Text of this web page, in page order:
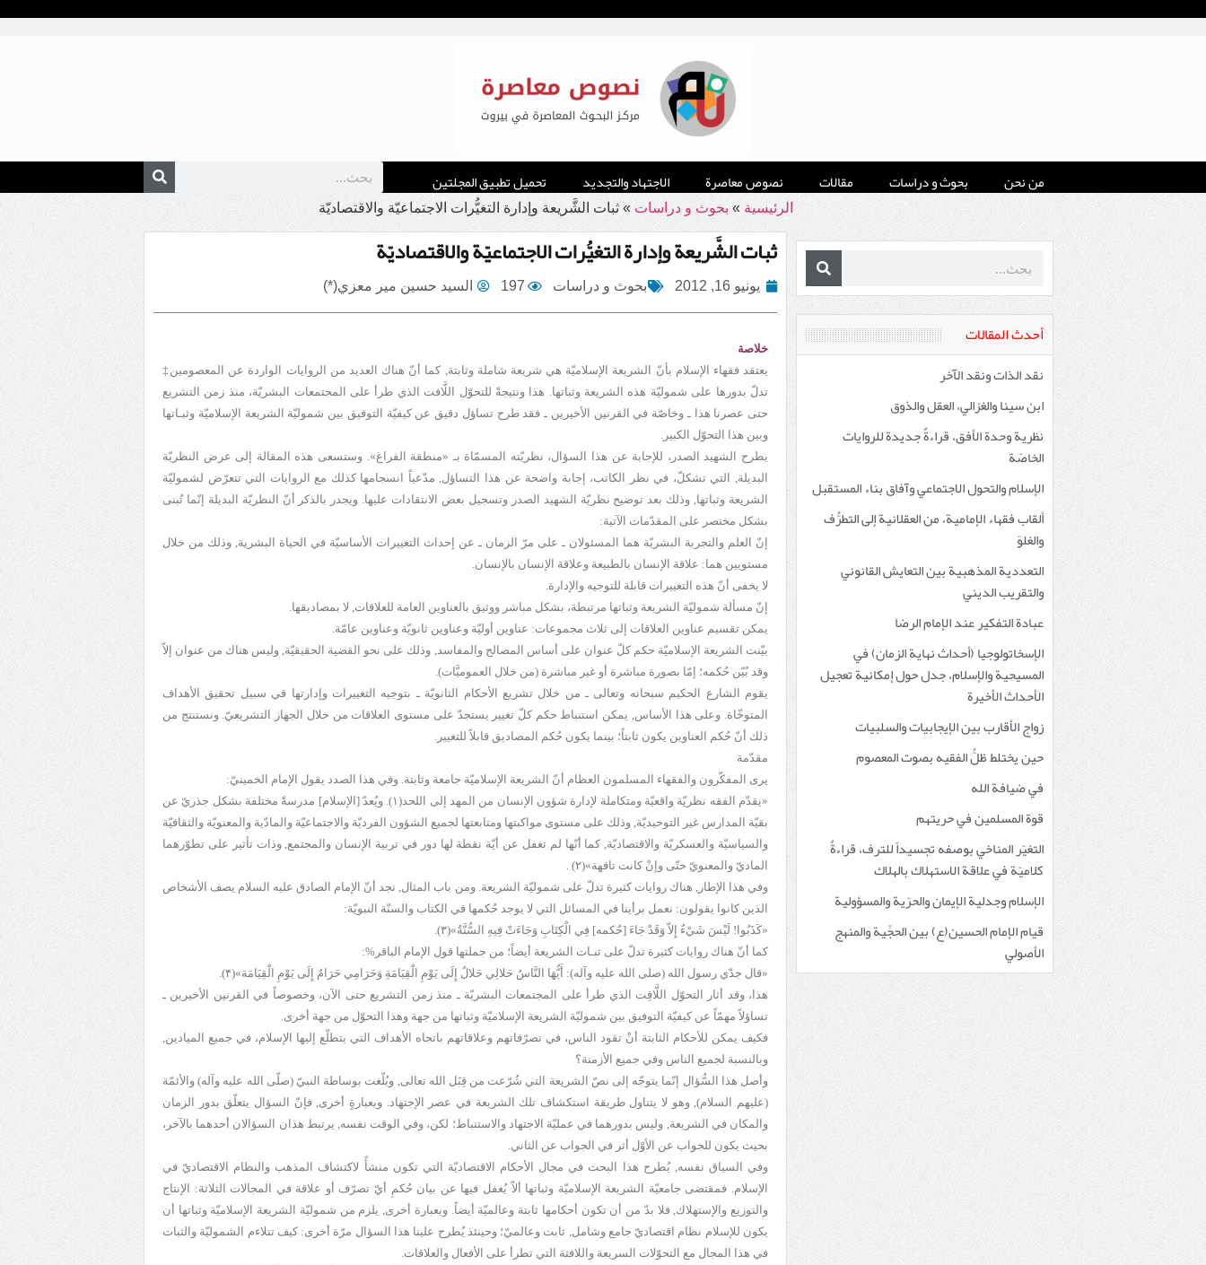
من نحن بحوث و دراسات مقالات نصوص معاصرة الاجتهاد والتجديد تحميل تطبيق المجلتين
الرئيسية » بحوث و دراسات » ثبات الشَّريعة وإدارة التغيُّرات الاجتماعيّة والاقتصاديّة
أحدث المقالات
نقد الذات ونقد الآخر
ابن سينا والغزالي، العقل والذوق
نظرية وحدة الأفق، قراءةٌ جديدة للروايات
الخاصّة
الإسلام والتحول الاجتماعي وآفاق بناء المستقبل
ألقاب فقهاء الإمامية، من العقلانية إلى التطرُّف
والغلوّ
التعددية المذهبية بين التعايش القانوني
والتقريب الديني
عبادة التفكير عند الإمام الرضا
الإسخاتولوجيا (أحداث نهاية الزمان) في
المسيحية والإسلام، جدل حول إمكانية تعجيل
الأحداث الأخيرة
زواج الأقارب بين الإيجابيات والسلبيات
حين يختلط ظلُّ الفقيه بصوت المعصوم
في ضيافة الله
قوة المسلمين في حريتهم
التغيّر المناخي بوصفه تجسيداً للترف، قراءةٌ
كلاميّة في علاقة الاستهلاك بالهلاك
الإسلام وجدلية الإيمان والحرّية والمسؤولية
قيام الإمام الحسين(ع) بين الحجِّية والمنهج
الأصولي
ثبات الشَّريعة وإدارة التغيُّرات الاجتماعيّة والاقتصاديّة
يونيو 16, 2012 بحوث و دراسات 197 السيد حسين مير معزي(*)
خلاصة
يعتقد فقهاء الإسلام بأنّ الشريعة الإسلاميّة هي شريعة شاملة وثابتة, كما أنّ هناك العديد من الروايات الواردة عن المعصومين‡
تدلّ بدورها على شموليّة هذه الشريعة وثباتها. هذا ونتيجةً للتحوّل اللَّافت الذي طرأ على المجتمعات البشريّة، منذ زمن التشريع
حتى عصرنا هذا ـ وخاصّة في القرنين الأخيرين ـ فقد طرح تساؤل دقيق عن كيفيّة التوفيق بين شموليّة الشريعة الإسلاميّة وثبـاتها
وبين هذا التحوّل الكبير.
يطرح الشهيد الصدر، للإجابة عن هذا السؤال، نظريّته المسمّاة بـ «منطقة الفراغ». وستسعى هذه المقالة إلى عرض النظريّة
البديلة, التي تشكلّ، في نظر الكاتب، إجابة واضحة عن هذا التساؤل, مدّعياً انسجامها كذلك مع الروايات التي تتعرّض لشموليّة
الشريعة وثباتها, وذلك بعد توضيح نظريّة الشهيد الصدر وتسجيل بعض الانتقادات عليها. ويجدر بالذكر أنّ النظريّة البديلة إنّما تُبنى
بشكل مختصر على المقدّمات الآتية:
إنّ العلم والتجربة البشريّة هما المسئولان ـ على مرّ الزمان ـ عن إحداث التغييرات الأساسيّة في الحياة البشرية, وذلك من خلال
مستويين هما: علاقة الإنسان بالطبيعة وعلاقة الإنسان بالإنسان.
لا يخفى أنّ هذه التغييرات قابلة للتوجيه والإدارة.
إنّ مسألة شموليّة الشريعة وثباتها مرتبطة، بشكل مباشر ووثيق بالعناوين العامة للعلاقات, لا بمصاديقها.
يمكن تقسيم عناوين العلاقات إلى ثلاث مجموعات: عناوين أوليّة وعناوين ثانويّة وعناوين عامّة.
بيّنت الشريعة الإسلاميّة حكم كلّ عنوان على أساس المصالح والمفاسد, وذلك على نحو القضية الحقيقيّة, وليس هناك من عنوان إلاّ
وقد بُيّن حُكمه؛ إمّا بصورة مباشرة أو غير مباشرة (من خلال العموميَّات).
يقوم الشارع الحكيم سبحانه وتعالى ـ من خلال تشريع الأحكام الثانويّة ـ بتوجيه التغييرات وإدارتها في سبيل تحقيق الأهداف
المتوخّاة. وعلى هذا الأساس, يمكن استنباط حكم كلّ تغيير يستجدّ على مستوى العلاقات من خلال الجهاز التشريعيّ. ونستنتج من
ذلك أنّ حُكم العناوين يكون ثابتاً؛ بينما يكون حُكم المصاديق قابلاً للتغيير.
مقدّمة
يرى المفكّرون والفقهاء المسلمون العظام أنّ الشريعة الإسلاميّة جامعة وثابتة. وفي هذا الصدد يقول الإمام الخمينيّ:
«يقدّم الفقه نظريّة واقعيّة ومتكاملة لإدارة شؤون الإنسان من المهد إلى اللحد(۱). ويُعدّ [الإسلام] مدرسةً مختلفة بشكل جذريّ عن
بقيّة المدارس غير التوحيديّة, وذلك على مستوى مواكبتها ومتابعتها لجميع الشؤون الفرديّة والاجتماعيّة والمادّية والمعنويّة والثقافيّة
والسياسيّة والعسكريّة والاقتصاديّة, كما أنّها لم تغفل عن أيّة نقطة لها دور في تربية الإنسان والمجتمع, وذات تأثير على تطوّرهما
الماديّ والمعنويّ حتّى وإنْ كانت تافهة»(۲) .
وفي هذا الإطار, هناك روايات كثيرة تدلّ على شموليّة الشريعة. ومن باب المثال, نجد أنّ الإمام الصادق عليه السلام يصف الأشخاص
الذين كانوا يقولون: نعمل برأينا في المسائل التي لا يوجد حُكمها في الكتاب والسنّة النبويّة:
«كَذَبُوا! لَيْسَ شَيْ‏ءٌ إِلاّ وَقَدْ جَاءَ [حُكمه] فِي الْكِتَابِ وَجَاءَتْ فِيهِ السُّنَّةُ»(۳).
كما أنّ هناك روايات كثيرة تدلّ على ثبـات الشريعة أيضاً؛ من جملتها قول الإمام الباقر%:
«قال جدّي رسول الله (صلى الله عليه وآله): أَيُّهَا النَّاسُ حَلالِي حَلالٌ إِلَى يَوْمِ الْقِيَامَةِ وَحَرَامِي حَرَامٌ إِلَى يَوْمِ الْقِيَامَة»(۴).
هذا، وقد أثار التحوّل اللَّافِت الذي طرأ على المجتمعات البشريّة ـ منذ زمن التشريع حتى الآن، وخصوصاً في القرنين الأخيرين ـ
تساؤلاً مهمّاً عن كيفيّة التوفيق بين شموليّة الشريعة الإسلاميّة وثباتها من جهة وهذا التحوّل من جهة أخرى.
فكيف يمكن للأحكام الثابتة أنْ تقود الناس، في تصرّفاتهم وعلاقاتهم باتجاه الأهداف التي يتطلّع إليها الإسلام، في جميع الميادين,
وبالنسبة لجميع الناس وفي جميع الأزمنة؟
وأصل هذا السُّؤال إنّما يتوجّه إلى نصّ الشريعة التي شُرّعت من قِبَل الله تعالى, وبُلّغت بوساطة النبيّ (صلّى الله عليه وآله) والأئمّة
(عليهم السلام), وهو لا يتناول طريقة استكشاف تلك الشريعة في عصر الإجتهاد. وبعبارةٍ أخرى, فإنّ السؤال يتعلّق بدور الزمان
والمكان في الشريعة, وليس بدورهما في عمليّة الاجتهاد والاستنباط؛ لكن، وفي الوقت نفسه, يرتبط هذان السؤالان أحدهما بالآخر،
بحيث يكون للجواب عن الأوّل أثر في الجواب عن الثاني.
وفي السياق نفسه, يُطرح هذا البحث في مجال الأحكام الاقتصاديّة التي تكون منشأً لاكتشاف المذهب والنظام الاقتصاديّ في
الإسلام. فمقتضى جامعيّة الشريعة الإسلاميّة وثباتها ألاّ يُغفل فيها عن بيان حُكمِ أيّ تصرّف أو علاقة في المجالات الثلاثة: الإنتاج
والتوزيع والإستهلاك, فلا بدّ من أن تكون أحكامها ثابتة وعالميّة أيضاً. وبعبارة أخرى, يلزم من شموليّة الشريعة الإسلاميّة وثباتها أن
يكون للإسلام نظام اقتصاديّ جامع وشامل, ثابت وعالميّ؛ وحينئذ يُطرح علينا هذا السؤال مرّة أخرى: كيف تتلاءم الشموليّة والثبات
في هذا المجال مع التحوّلات السريعة واللافتة التي تطرأ على الأفعال والعلاقات.